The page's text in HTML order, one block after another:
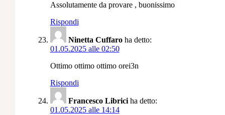
Assolutamente da provare , buonissimo
Rispondi
Ninetta Cuffaro ha detto:
01.05.2025 alle 02:50
Ottimo ottimo ottimo orei3n
Rispondi
Francesco Librici ha detto:
01.05.2025 alle 14:14